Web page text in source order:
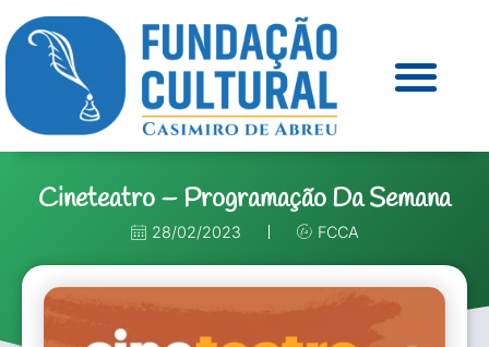
Cineteatro – Programação Da Semana
28/02/2023 FCCA